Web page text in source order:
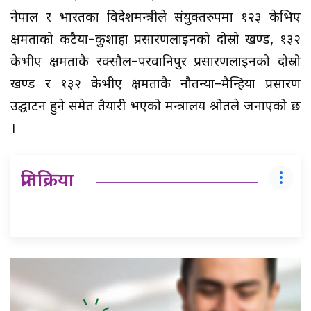
नेपाल र भारतका विदेशमन्त्रीले संयुक्तरुपमा १२३ केभिए
क्षमताको कटैया–कुशाहा प्रसारणलाइनको दोस्रो खण्ड, १३२
केभीए क्षमताकै रक्सौल–परवानिपुर प्रसारणलाइनको दोस्रो
खण्ड र १३२ केभीए क्षमताकै नौतन्या–मैन्हिया प्रसारण
उद्घाटन हुने समेत तैयारी भएको मन्त्रालय श्रोतले जनाएको छ
।
प्रतिक्रिया